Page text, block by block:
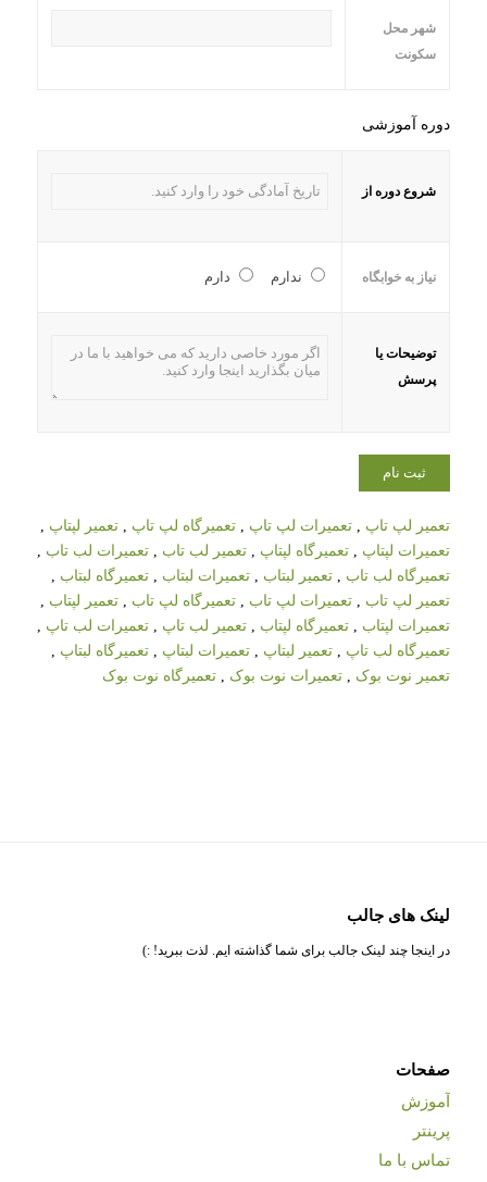
شهر محل
سکونت
دوره آموزشی
شروع دوره از
نیاز به خوابگاه ندارم دارم
توضیحات یا
پرسش
تعمیر لپ تاپ تعمیرات لپ تاپ تعمیرگاه لپ تاپ تعمیر لپتاپ
تعمیرات لپتاپ
تعمیرگاه لپتاپ تعمیر لب تاب تعمیرات لب تاب
تعمیرگاه لب تاب
تعمیر لبتاب تعمیرات لبتاب تعمیرگاه لبتاب
تعمیر لپ تاب
تعمیرات لپ تاب تعمیرگاه لپ تاب تعمیر لپتاب
تعمیرات لپتاب
تعمیرگاه لپتاب تعمیر لب تاپ تعمیرات لب تاپ
تعمیرگاه لب تاپ
تعمیر لبتاپ تعمیرات لبتاپ تعمیرگاه لبتاپ
تعمیر نوت بوک
تعمیرات نوت بوک تعمیرگاه نوت بوک
لینک های جالب
در اینجا چند لینک جالب برای شما گذاشته ایم. لذت ببرید! :)
صفحات
آموزش
پرینتر
تماس با ما